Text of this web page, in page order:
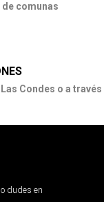
comunas
Condes o a través
dudes en